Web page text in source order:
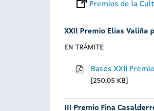
Premios de la
XXII Premio Elías Valiña
EN TRÁMITE
Bases XXII
250.05 KB
III Premio Fina